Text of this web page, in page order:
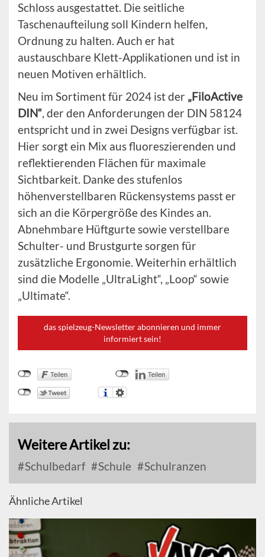
Schloss ausgestattet. Die seitliche
Taschenaufteilung soll Kindern helfen,
Ordnung zu halten. Auch er hat
austauschbare Klett-Applikationen und ist in
neuen Motiven erhältlich.
Neu im Sortiment für 2024 ist der „FiloActive
DIN“, der den Anforderungen der DIN 58124
entspricht und in zwei Designs verfügbar ist.
Hier sorgt ein Mix aus fluoreszierenden und
reflektierenden Flächen für maximale
Sichtbarkeit. Danke des stufenlos
höhenverstellbaren Rückensystems passt er
sich an die Körpergröße des Kindes an.
Abnehmbare Hüftgurte sowie verstellbare
Schulter- und Brustgurte sorgen für
zusätzliche Ergonomie. Weiterhin erhältlich
sind die Modelle „UltraLight“, „Loop“ sowie
„Ultimate“.
das spielzeug-Newsletter abonnieren und immer
informiert sein!
Weitere Artikel zu:
Schulbedarf Schule Schulranzen
Ähnliche Artikel